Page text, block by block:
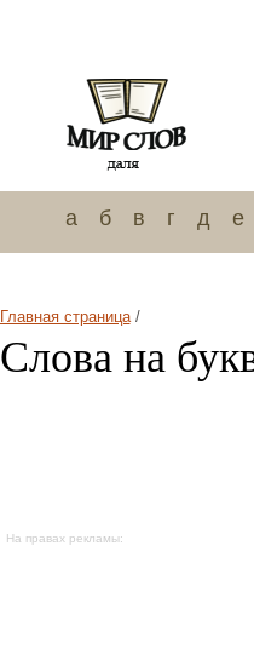
а б в г д е
Главная страница/
Слова на
На правах рекламы: